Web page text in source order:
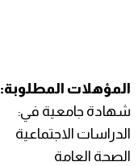
المؤهلات المطلوبة:
شهادة جامعية في:
الدراسات الاجتماعية
الصحة العامة